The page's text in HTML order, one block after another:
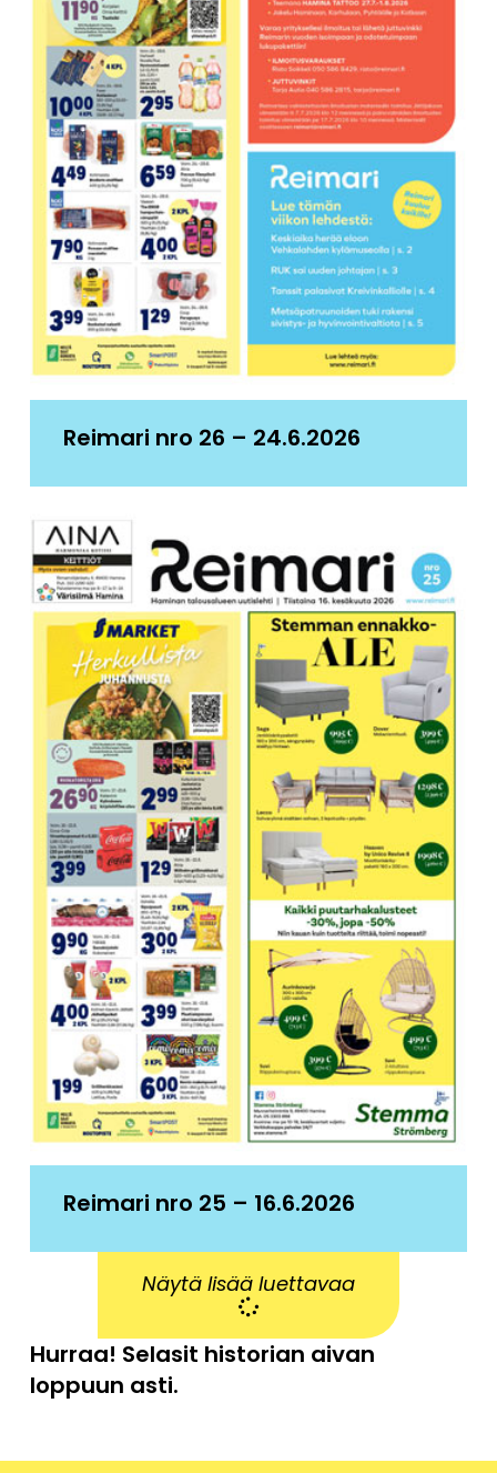
Reimari nro 26 – 24.6.2026
Reimari nro 25 – 16.6.2026
Näytä lisää luettavaa
Hurraa! Selasit historian aivan
loppuun asti.